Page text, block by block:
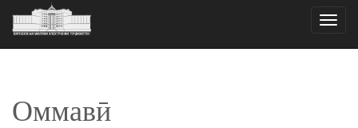
Toggle
Оммавӣ